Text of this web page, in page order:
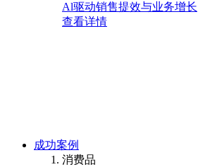
Al驱动销售提效与业务增长
查看详情
成功案例
消费品